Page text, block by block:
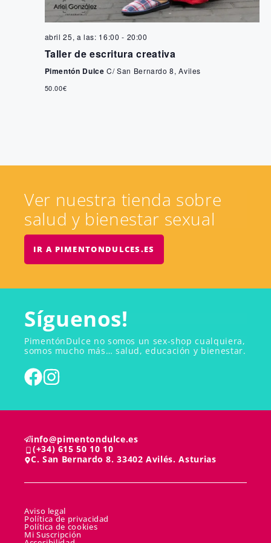
abril 25, a las: 16:00 - 20:00
Taller de escritura creativa
Pimentón DulceC/ San Bernardo 8, Aviles
50.00€
Ver nuestra tienda sobre
salud y bienestar sexual
IR A PIMENTONDULCES.ES
Síguenos!
PimentónDulce no somos un sex-shop cualquiera,
somos mucho más… salud, educación y bienestar.
info@pimentondulce.es
(+34) 615 50 10 10
C. San Bernardo 8. 33402 Avilés. Asturias
Aviso legal
Política de privacidad
Política de cookies
Mi Suscripción